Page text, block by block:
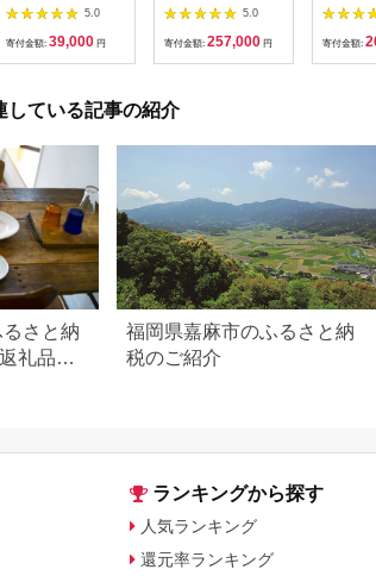
2客 (桜に錨)＋海軍復
刻ティースプーン2本
(捧吉右衛門商店製紅
ーン 洋白 ニッケルシ
ルバー 食器 陶器 ギフ
広島県 呉市
5.0
寄付金額: 39,000 円
青海波 ポット カップ
碗皿 セット 食器 皿
【丹心窯】 [AB04]
5.0
寄付金額: 257,000 円
１客 食
三重 志
重ナルミ
寄付金額:
している記事の紹介
るさと納
礼品｜
福岡県嘉麻市のふるさと納
税のご紹介
ランキングから探す
人気ランキング
還元率ランキング